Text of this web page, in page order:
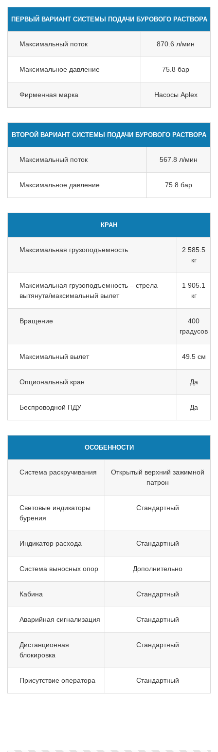
ПЕРВЫЙ ВАРИАНТ СИСТЕМЫ ПОДАЧИ БУРОВОГО РАСТВОРА
Максимальный поток 870.6 л/мин
Максимальное давление 75.8 бар
Фирменная марка Насосы Aplex
ВТОРОЙ ВАРИАНТ СИСТЕМЫ ПОДАЧИ БУРОВОГО РАСТВОРА
Максимальный поток 567.8 л/мин
Максимальное давление 75.8 бар
КРАН
Максимальная грузоподъемность
2 585.5
кг
Максимальная грузоподъемность – стрела
вытянута/максимальный вылет
1 905.1
кг
Вращение
400
градусов
Максимальный вылет 49.5 см
Опциональный кран Да
Беспроводной ПДУ Да
ОСОБЕННОСТИ
Система раскручивания
Открытый верхний зажимной
патрон
Световые индикаторы
бурения
Стандартный
Индикатор расхода Стандартный
Система выносных опор Дополнительно
Кабина Стандартный
Аварийная сигнализация Стандартный
Дистанционная
блокировка
Стандартный
Присутствие оператора Стандартный